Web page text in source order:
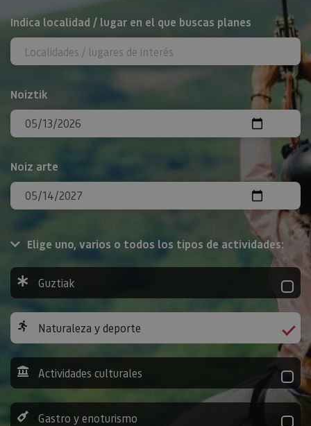
BILATU
Indica localidad / lugar en el que buscas planes
Noiztik
Noiz arte
Elige uno, varios o todos los tipos de actividades:
Guztiak
Naturaleza y deporte
Actividades culturales
Gastro y enoturismo